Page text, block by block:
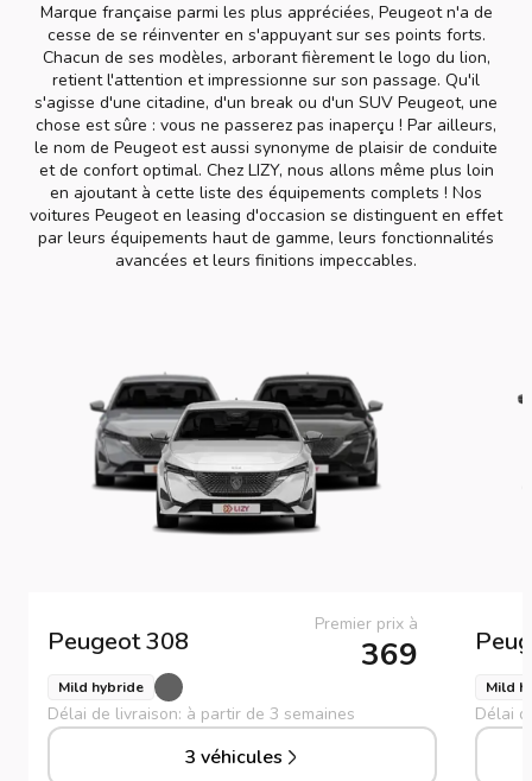
Marque française parmi les plus appréciées, Peugeot n'a de
cesse de se réinventer en s'appuyant sur ses points forts.
Chacun de ses modèles, arborant fièrement le logo du lion,
retient l'attention et impressionne sur son passage. Qu'il
s'agisse d'une citadine, d'un break ou d'un SUV Peugeot, une
chose est sûre : vous ne passerez pas inaperçu ! Par ailleurs,
le nom de Peugeot est aussi synonyme de plaisir de conduite
et de confort optimal. Chez LIZY, nous allons même plus loin
en ajoutant à cette liste des équipements complets ! Nos
voitures Peugeot en leasing d'occasion se distinguent en effet
par leurs équipements haut de gamme, leurs fonctionnalités
avancées et leurs finitions impeccables.
Peugeot308
Premier prix à
369
Mild hybride
Délai de livraison: à partir de 3 semaines
3 véhicules
Mild
Délai